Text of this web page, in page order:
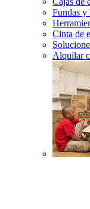
Fundas y
Cinta de
Alquilar